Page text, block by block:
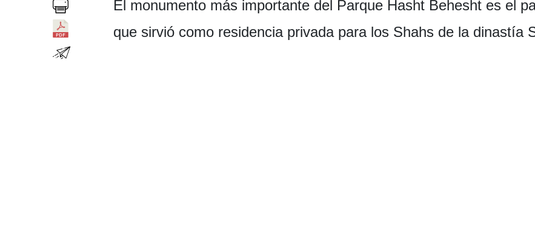
El monumento más importante del Parque Hasht Behesht es el
que sirvió como residencia privada para los Shahs de la dinastía